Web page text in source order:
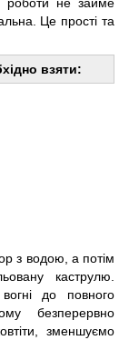
Це прості та
взяти:
з водою, а потім
каструлю.
вогні до повного
безперервно
зменшуємо